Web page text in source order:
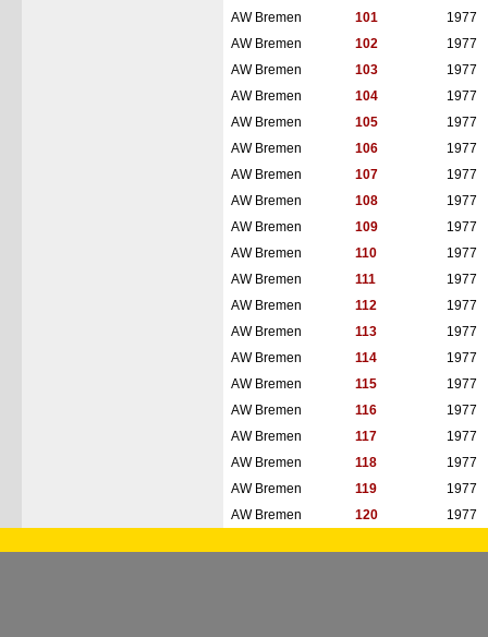
AW Bremen
101
1977
AW Bremen
102
1977
AW Bremen
103
1977
AW Bremen
104
1977
AW Bremen
105
1977
AW Bremen
106
1977
AW Bremen
107
1977
AW Bremen
108
1977
AW Bremen
109
1977
AW Bremen
110
1977
AW Bremen
111
1977
AW Bremen
112
1977
AW Bremen
113
1977
AW Bremen
114
1977
AW Bremen
115
1977
AW Bremen
116
1977
AW Bremen
117
1977
AW Bremen
118
1977
AW Bremen
119
1977
AW Bremen
120 1977